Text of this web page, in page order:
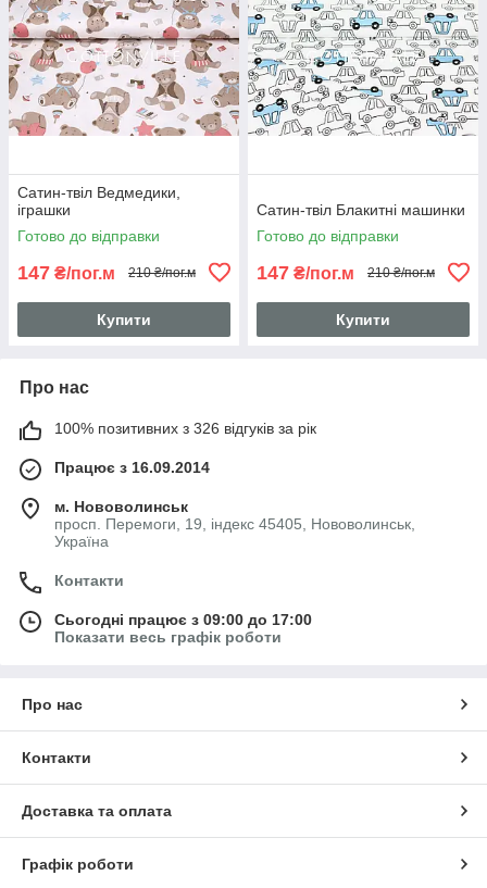
Сатин-твіл Ведмедики,
іграшки
Готово до відправки
147 ₴/пог.м 210 ₴/пог.м
Купити
Сатин-твіл Блакитні машинки
Готово до відправки
147 ₴/пог.м 210 ₴/пог.м
Купити
Про нас
100% позитивних з 326 відгуків за рік
Працює з 16.09.2014
м. Нововолинськ
просп. Перемоги, 19, індекс 45405, Нововолинськ,
Україна
Контакти
Сьогодні працює з 09:00 до 17:00
Показати весь графік роботи
Про нас
Контакти
Доставка та оплата
Графік роботи